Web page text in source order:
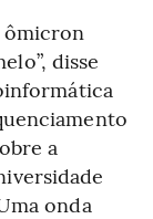
ômicron
disse
a
onda